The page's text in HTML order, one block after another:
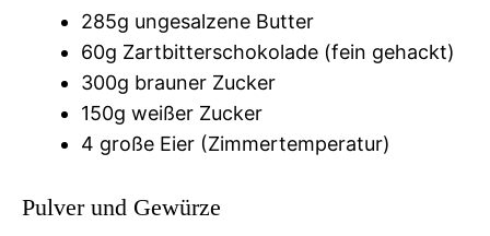
285g ungesalzene Butter
60g Zartbitterschokolade (fein gehackt)
300g brauner Zucker
150g weißer Zucker
4 große Eier (Zimmertemperatur)
Pulver und Gewürze